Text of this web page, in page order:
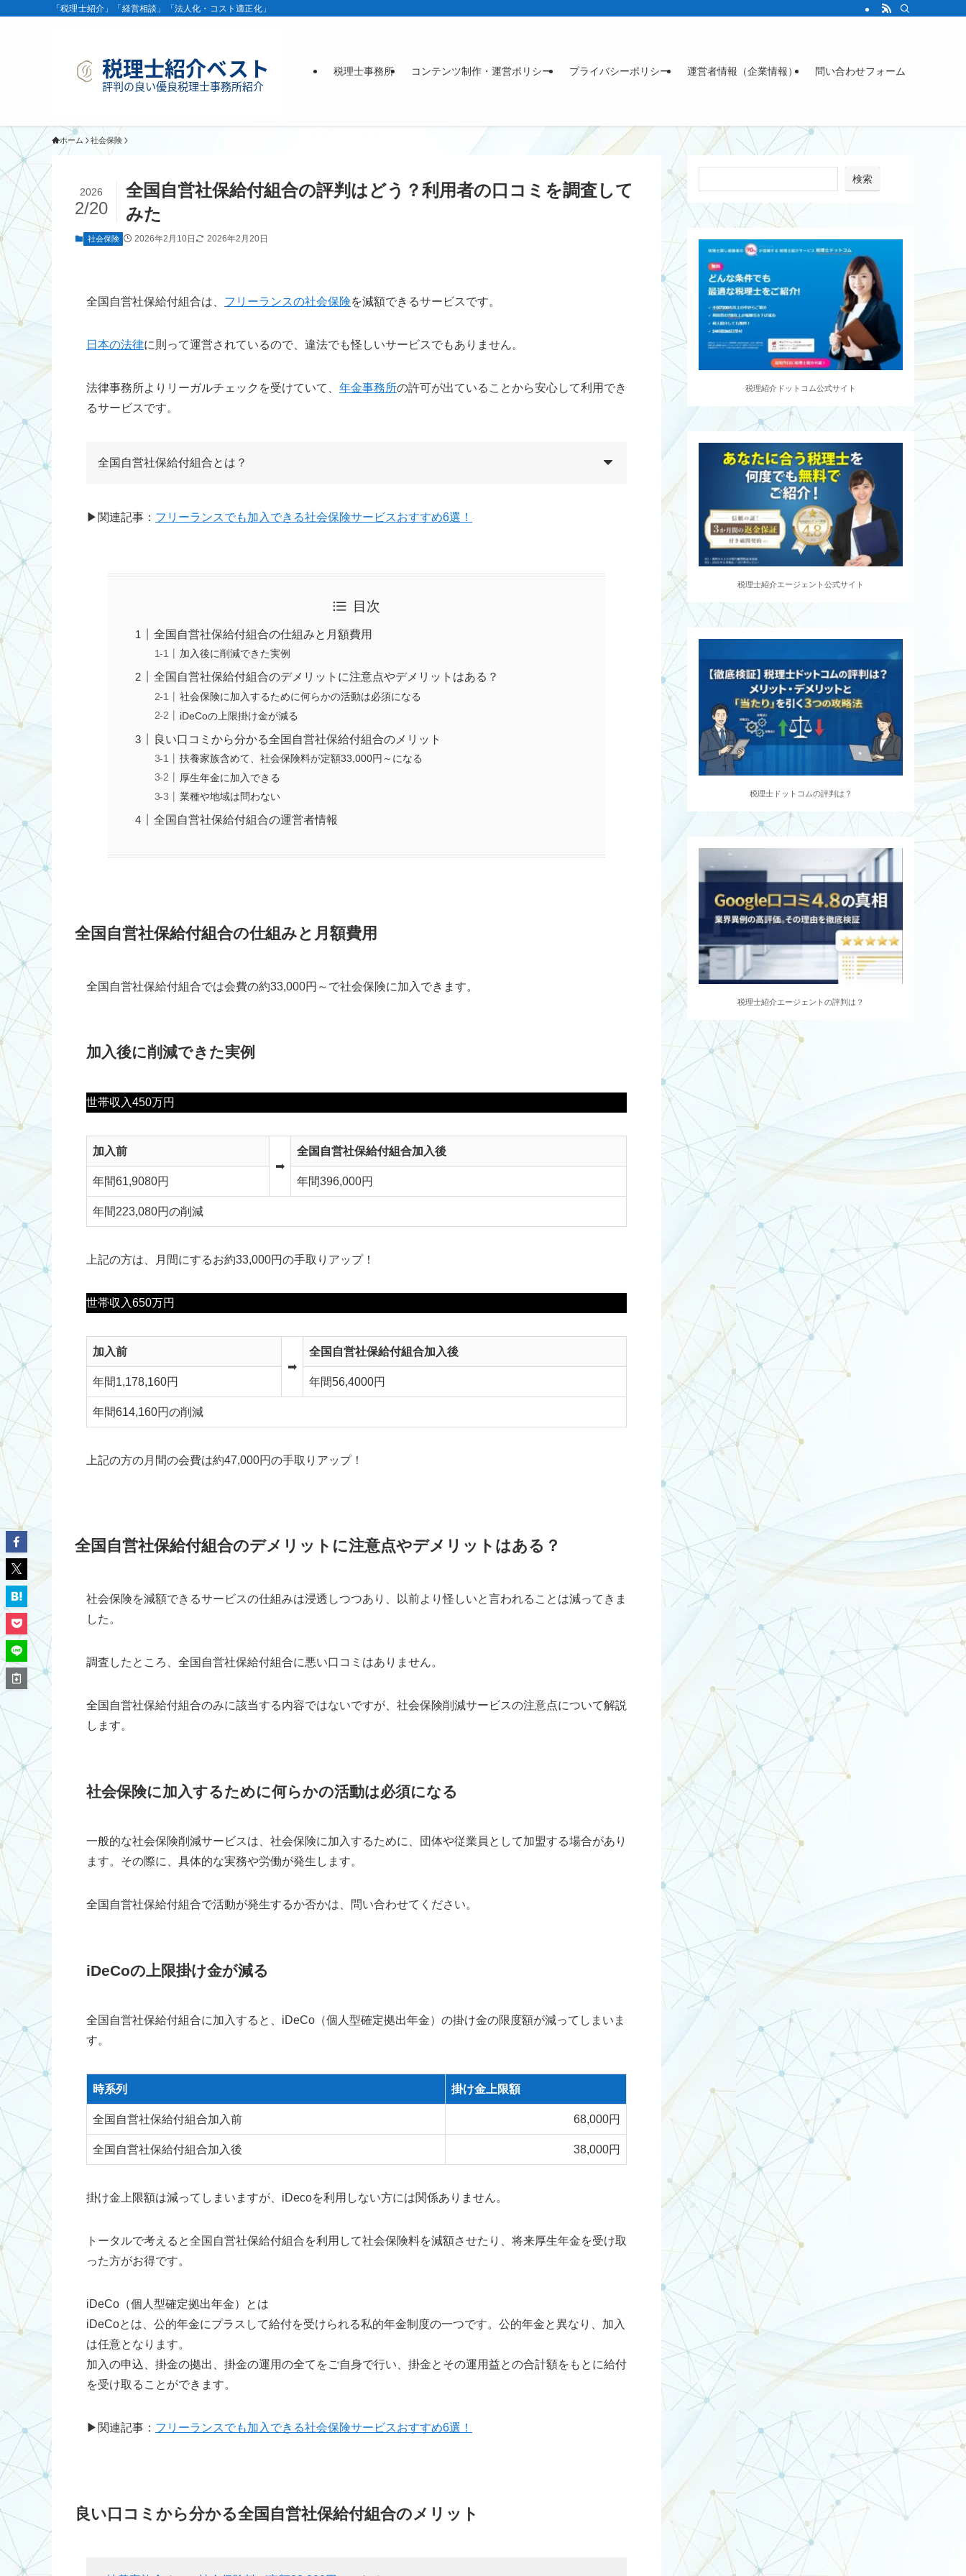
「税理士紹介」「経営相談」「法人化・コスト適正化」
税理士事務所 コンテンツ制作・運営ポリシー プライバシーポリシー 運営者情報（企業情報） 問い合わせフォーム
ホーム 社会保険
全国自営社保給付組合の評判はどう？利用者の口コミを調査して
みた
2026
2/20
社会保険 2026年2月10日 2026年2月20日
全国自営社保給付組合は、 フリーランスの社会保険を減額できるサービスです。
日本の法律に則って運営されているので、違法でも怪しいサービスでもありません。
法律事務所よりリーガルチェックを受けていて、 年金事務所の許可が出ていることから安心して利用でき
るサービスです。
全国自営社保給付組合とは？
▶関連記事： フリーランスでも加入できる社会保険サービスおすすめ6選！
目次
全国自営社保給付組合の仕組みと月額費用
加入後に削減できた実例
全国自営社保給付組合のデメリットに注意点やデメリットはある？
社会保険に加入するために何らかの活動は必須になる
iDeCoの上限掛け金が減る
良い口コミから分かる全国自営社保給付組合のメリット
扶養家族含めて、社会保険料が定額33,000円～になる
厚生年金に加入できる
業種や地域は問わない
全国自営社保給付組合の運営者情報
全国自営社保給付組合の仕組みと月額費用
全国自営社保給付組合では会費の約33,000円～で社会保険に加入できます。
加入後に削減できた実例
世帯収入450万円
加入前
➡
全国自営社保給付組合加入後
年間61,9080円 年間396,000円
年間223,080円の削減
上記の方は、月間にするお約33,000円の手取りアップ！
世帯収入650万円
加入前
➡
全国自営社保給付組合加入後
年間1,178,160円 年間56,4000円
年間614,160円の削減
上記の方の月間の会費は約47,000円の手取りアップ！
全国自営社保給付組合のデメリットに注意点やデメリットはある？
社会保険を減額できるサービスの仕組みは浸透しつつあり、以前より怪しいと言われることは減ってきま
した。
調査したところ、全国自営社保給付組合に悪い口コミはありません。
全国自営社保給付組合のみに該当する内容ではないですが、社会保険削減サービスの注意点について解説
します。
社会保険に加入するために何らかの活動は必須になる
一般的な社会保険削減サービスは、社会保険に加入するために、団体や従業員として加盟する場合があり
ます。その際に、具体的な実務や労働が発生します。
全国自営社保給付組合で活動が発生するか否かは、問い合わせてください。
iDeCoの上限掛け金が減る
全国自営社保給付組合に加入すると、iDeCo（個人型確定拠出年金）の掛け金の限度額が減ってしまいま
す。
時系列 掛け金上限額
全国自営社保給付組合加入前 68,000円
全国自営社保給付組合加入後 38,000円
掛け金上限額は減ってしまいますが、iDecoを利用しない方には関係ありません。
トータルで考えると全国自営社保給付組合を利用して社会保険料を減額させたり、将来厚生年金を受け取
った方がお得です。
iDeCo（個人型確定拠出年金）とは
iDeCoとは、公的年金にプラスして給付を受けられる私的年金制度の一つです。公的年金と異なり、加入
は任意となります。
加入の申込、掛金の拠出、掛金の運用の全てをご自身で行い、掛金とその運用益との合計額をもとに給付
を受け取ることができます。
▶関連記事： フリーランスでも加入できる社会保険サービスおすすめ6選！
良い口コミから分かる全国自営社保給付組合のメリット
検索
税理紹介ドットコム公式サイト
税理士紹介エージェント公式サイト
税理士ドットコムの評判は？
税理士紹介エージェントの評判は？